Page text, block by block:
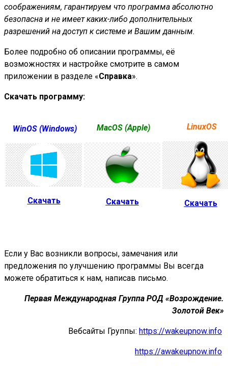
соображениям, гарантируем что программа абсолютно
безопасна и не имеет каких-либо дополнительных
разрешений на доступ к системе и Вашим данным.
Более подробно об описании программы, её
возможностях и настройке смотрите в самом
приложении в разделе «Справка».
Скачать программу:
WinOS (Windows)
Скачать
MacOS (Apple)
Скачать
LinuxOS
Скачать
Если у Вас возникли вопросы, замечания или
предложения по улучшению программы Вы всегда
можете обратиться к нам, написав письмо.
Первая Международная Группа РОД «Возрождение.
Золотой Век»
Вебсайты Группы: https://wakeupnow.info
https://awakeupnow.info